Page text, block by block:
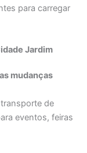
para carregar
Jardim
mudanças
de
eventos, feiras